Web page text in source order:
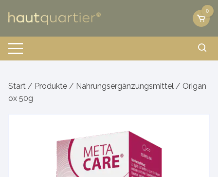
Inhalt
0
Start / Produkte / Nahrungsergänzungsmittel / Origan
ox 50g